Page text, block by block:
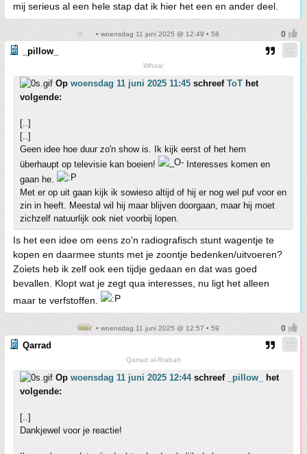
mij serieus al een hele stap dat ik hier het een en ander deel.
• woensdag 11 juni 2025 @ 12:49 • 58
_pillow_
Whoa!
Op woensdag 11 juni 2025 11:45 schreef ToT het
volgende:
[..]
[..]
Geen idee hoe duur zo'n show is. Ik kijk eerst of het hem
überhaupt op televisie kan boeien!
Interesses komen en
gaan he.
Met er op uit gaan kijk ik sowieso altijd of hij er nog wel puf voor en
zin in heeft. Meestal wil hij maar blijven doorgaan, maar hij moet
zichzelf natuurlijk ook niet voorbij lopen.
Is het een idee om eens zo'n radiografisch stunt wagentje te
kopen en daarmee stunts met je zoontje bedenken/uitvoeren?
Zoiets heb ik zelf ook een tijdje gedaan en dat was goed
bevallen. Klopt wat je zegt qua interesses, nu ligt het alleen
maar te verfstoffen.
• woensdag 11 juni 2025 @ 12:57 • 59
Qarrad
Qarrad al-Rrabah
Op woensdag 11 juni 2025 12:44schreef _pillow_
het
volgende:
[..]
Dankjewel voor je reactie!